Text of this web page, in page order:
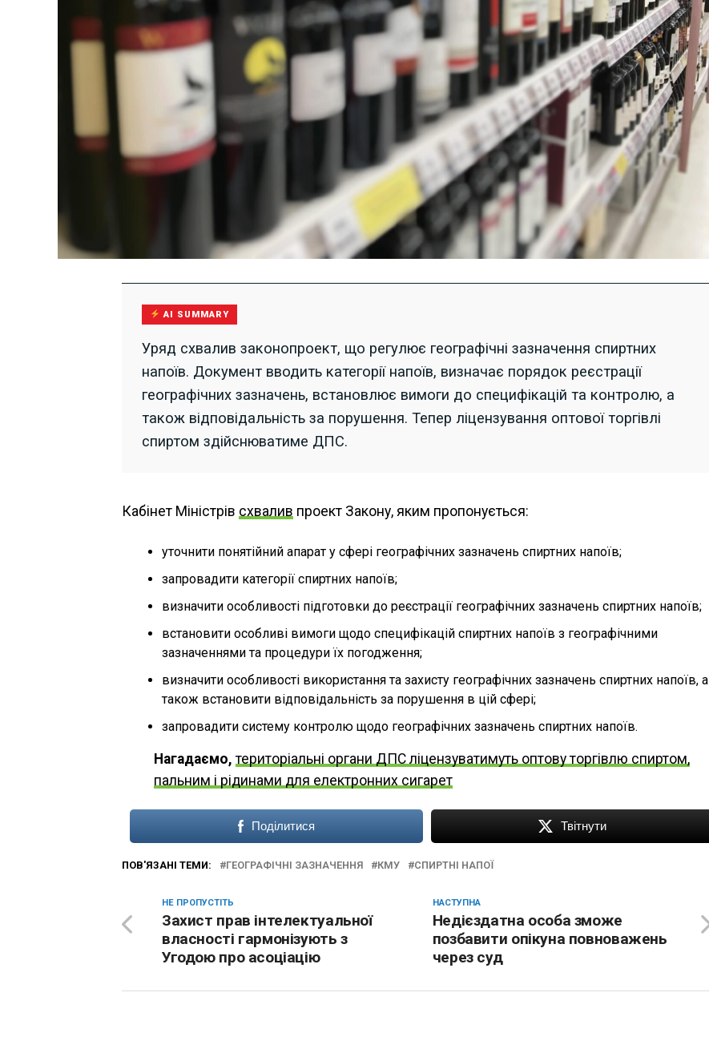
AI SUMMARY
Уряд схвалив законопроект, що регулює географічні зазначення спиртних
напоїв. Документ вводить категорії напоїв, визначає порядок реєстрації
географічних зазначень, встановлює вимоги до специфікацій та контролю, а
також відповідальність за порушення. Тепер ліцензування оптової торгівлі
спиртом здійснюватиме ДПС.
Кабінет Міністрів схвалив проект Закону, яким пропонується:
уточнити понятійний апарат у сфері географічних зазначень спиртних напоїв;
запровадити категорії спиртних напоїв;
визначити особливості підготовки до реєстрації географічних зазначень спиртних напоїв;
встановити особливі вимоги щодо специфікацій спиртних напоїв з географічними
зазначеннями та процедури їх погодження;
визначити особливості використання та захисту географічних зазначень спиртних напоїв, а
також встановити відповідальність за порушення в цій сфері;
запровадити систему контролю щодо географічних зазначень спиртних напоїв.
Нагадаємо, територіальні органи ДПС ліцензуватимуть оптову торгівлю спиртом,
пальним і рідинами для електронних сигарет
Поділитися Твітнути
ПОВ'ЯЗАНІ ТЕМИ: ГЕОГРАФІЧНІ ЗАЗНАЧЕННЯ КМУ СПИРТНІ НАПОЇ
НАСТУПНА
Недієздатна особа зможе
позбавити опікуна повноважень
через суд
НЕ ПРОПУСТІТЬ
Захист прав інтелектуальної
власності гармонізують з
Угодою про асоціацію